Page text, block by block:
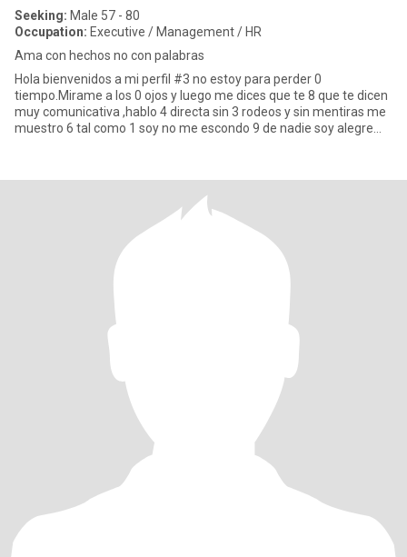
Seeking: Male 57 - 80
Occupation: Executive / Management / HR
Ama con hechos no con palabras
Hola bienvenidos a mi perfil #3 no estoy para perder 0
tiempo.Mirame a los 0 ojos y luego me dices que te 8 que te dicen
muy comunicativa ,hablo 4 directa sin 3 rodeos y sin mentiras me
muestro 6 tal como 1 soy no me escondo 9 de nadie soy alegre